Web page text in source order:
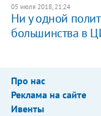
05 июля 2018, 21:24
Ни у одной
большинства в
Про нас
Реклама на сайте
Ивенты